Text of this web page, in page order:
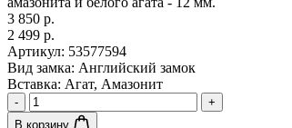
3 850 р.
2 499 р.
Артикул: 53577594
Вид замка: Английский замок
Вставка: Агат, Амазонит
-
+
В корзину